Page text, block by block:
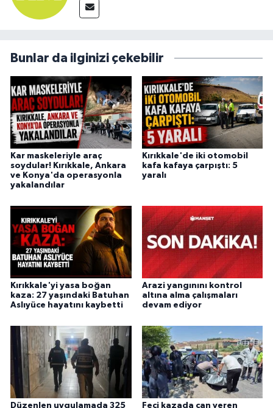
Bunlar da ilginizi çekebilir
Kar maskeleriyle araç
soydular! Kırıkkale, Ankara
ve Konya'da operasyonla
yakalandılar
Kırıkkale'de iki otomobil
kafa kafaya çarpıştı: 5
yaralı
Kırıkkale'yi yasa boğan
kaza: 27 yaşındaki Batuhan
Aslıyüce hayatını kaybetti
Arazi yangınını kontrol
altına alma çalışmaları
devam ediyor
Düzenlen uygulamada 325 Feci kazada can veren